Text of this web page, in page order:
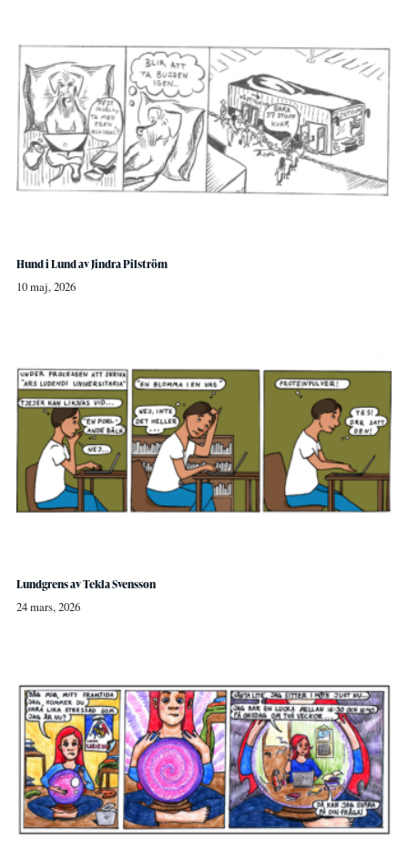
Hund i Lund av Jindra Pilström
10 maj, 2026
Lundgrens av Tekla Svensson
24 mars, 2026